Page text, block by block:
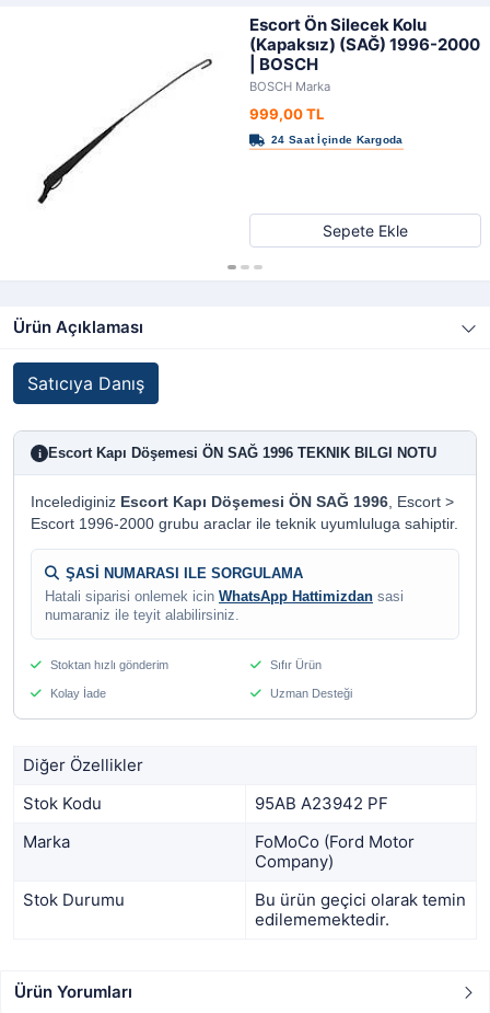
Escort Ön Silecek Kolu
(Kapaksız) (SAĞ) 1996-2000
| BOSCH
BOSCH Marka
999,00 TL
Sepete Ekle
Ürün Açıklaması
Satıcıya Danış
i Escort Kapı Döşemesi ÖN SAĞ 1996 TEKNIK BILGI NOTU
Incelediginiz Escort Kapı Döşemesi ÖN SAĞ 1996, Escort >
Escort 1996-2000 grubu araclar ile teknik uyumluluga sahiptir.
ŞASİ NUMARASI ILE SORGULAMA
Hatali siparisi onlemek icin WhatsApp Hattimizdan sasi
numaraniz ile teyit alabilirsiniz.
Stoktan hızlı gönderim Sıfır Ürün
Kolay İade Uzman Desteği
Diğer Özellikler
Stok Kodu
95AB A23942 PF
Marka
FoMoCo (Ford Motor
Company)
Stok Durumu
Bu ürün geçici olarak temin
edilememektedir.
Ürün Yorumları